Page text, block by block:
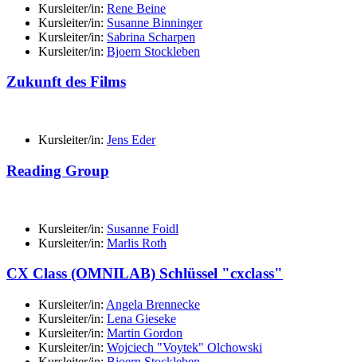
Kursleiter/in: Rene Beine
Kursleiter/in: Susanne Binninger
Kursleiter/in: Sabrina Scharpen
Kursleiter/in: Bjoern Stockleben
Zukunft des Films
Kursleiter/in: Jens Eder
Reading Group
Kursleiter/in: Susanne Foidl
Kursleiter/in: Marlis Roth
CX Class (OMNILAB) Schlüssel "cxclass"
Kursleiter/in: Angela Brennecke
Kursleiter/in: Lena Gieseke
Kursleiter/in: Martin Gordon
Kursleiter/in: Wojciech "Voytek" Olchowski